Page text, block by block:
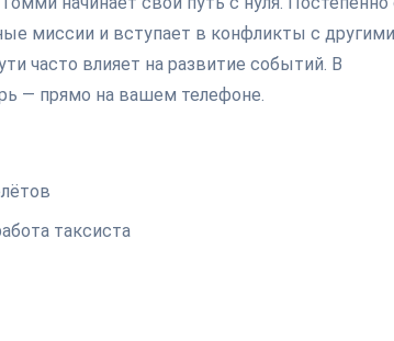
миссии и вступает в конфликты с другими
часто влияет на развитие событий. В
— прямо на вашем телефоне.
таксиста